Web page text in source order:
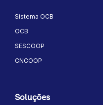
Sistema OCB
OCB
SESCOOP
CNCOOP
Soluções